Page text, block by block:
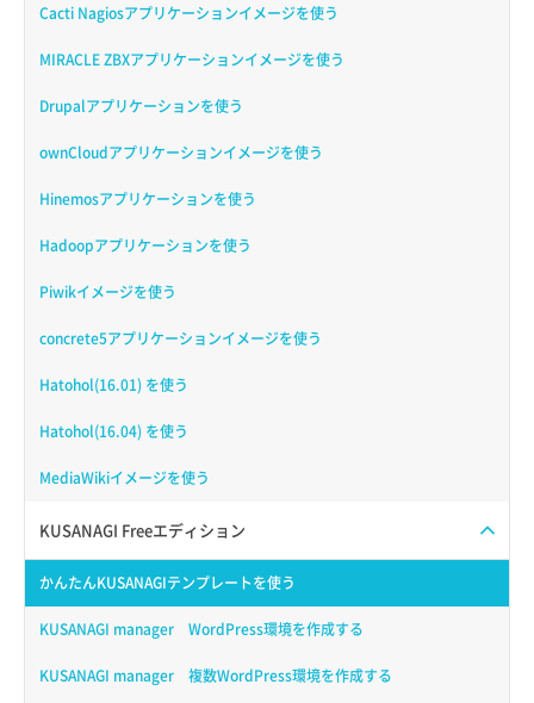
Cacti Nagiosアプリケーションイメージを使う
MIRACLE ZBXアプリケーションイメージを使う
Drupalアプリケーションを使う
ownCloudアプリケーションイメージを使う
Hinemosアプリケーションを使う
Hadoopアプリケーションを使う
Piwikイメージを使う
concrete5アプリケーションイメージを使う
Hatohol(16.01) を使う
Hatohol(16.04) を使う
MediaWikiイメージを使う
KUSANAGI Freeエディション
かんたんKUSANAGIテンプレートを使う
KUSANAGI manager WordPress環境を作成する
KUSANAGI manager 複数WordPress環境を作成する